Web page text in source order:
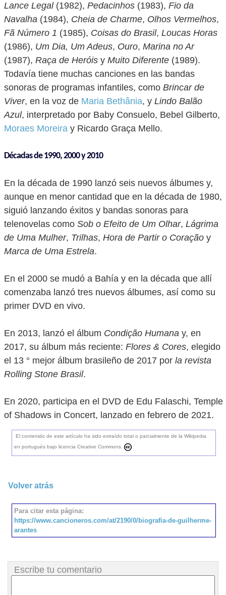
Lance Legal(1982), Pedacinhos (1983), Fio da
Navalha (1984), Cheia de Charme, Olhos Vermelhos,
Fã Número 1 (1985), Coisas do Brasil, Loucas Horas
(1986), Um Dia, Um Adeus, Ouro, Marina no Ar
(1987), Raça de Heróis y Muito Diferente (1989).
Todavía tiene muchas canciones en las bandas
sonoras de programas infantiles, como Brincar de
Viver, en la voz de Maria Bethânia, y Lindo Balão
Azul, interpretado por Baby Consuelo, Bebel Gilberto,
Moraes Moreira y Ricardo Graça Mello.
Décadas de 1990, 2000 y 2010
En la década de 1990 lanzó seis nuevos álbumes y,
aunque en menor cantidad que en la década de 1980,
siguió lanzando éxitos y bandas sonoras para
telenovelas como Sob o Efeito de Um Olhar, Lágrima
de Uma Mulher, Trilhas, Hora de Partir o Coração y
Marca de Uma Estrela.
En el 2000 se mudó a Bahía y en la década que allí
comenzaba lanzó tres nuevos álbumes, así como su
primer DVD en vivo.
En 2013, lanzó el álbum Condição Humana y, en
2017, su álbum más reciente: Flores & Cores, elegido
el 13 ° mejor álbum brasileño de 2017 por la revista
Rolling Stone Brasil.
En 2020, participa en el DVD de Edu Falaschi, Temple
of Shadows in Concert, lanzado en febrero de 2021.
El contenido de este artículo ha sido extraído total o parcialmente de la Wikipedia
en portugués bajo licencia Creative Commons.
Volver atrás
Para citar esta página:
https://www.cancioneros.com/at/2190/0/biografia-de-guilherme-
arantes
Escribe tu comentario